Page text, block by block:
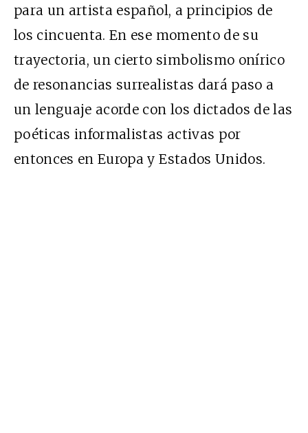
para un artista español, a principios de
los cincuenta. En ese momento de su
trayectoria, un cierto simbolismo onírico
de resonancias surrealistas dará paso a
un lenguaje acorde con los dictados de las
poéticas informalistas activas por
entonces en Europa y Estados Unidos.